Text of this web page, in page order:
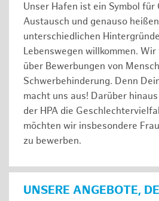
Unser Hafen ist ein Symbol
Austausch und genauso
unterschiedlichen
Lebenswegen willkommen.
über Bewerbungen von
Schwerbehinderung. Denn
macht uns aus! Darüber
der HPA die
möchten wir insbesondere
zu bewerben.
UNSERE ANGEBOTE,